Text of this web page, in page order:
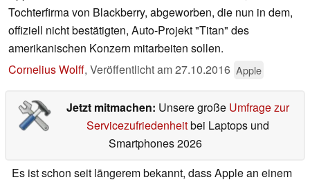
Tochterfirma von Blackberry, abgeworben, die nun in dem,
offiziell nicht bestätigten, Auto-Projekt "Titan" des
amerikanischen Konzern mitarbeiten sollen.
Cornelius Wolff, Veröffentlicht am27.10.2016 Apple
Jetzt mitmachen: Unsere große Umfrage zur
Servicezufriedenheitbei Laptops und
Smartphones 2026
Es ist schon seit längerem bekannt, dass Apple an einem